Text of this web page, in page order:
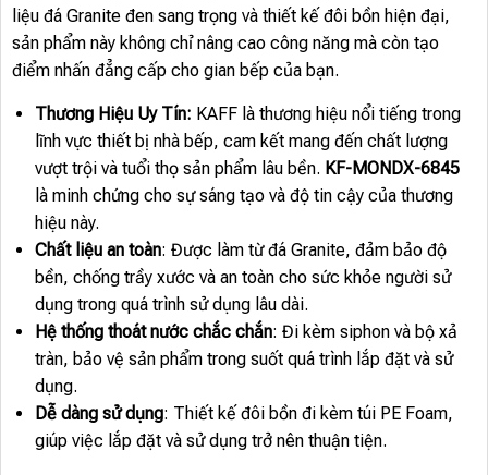
liệu đá Granite đen sang trọng và thiết kế đôi bồn hiện đại,
sản phẩm này không chỉ nâng cao công năng mà còn tạo
điểm nhấn đẳng cấp cho gian bếp của bạn.
Thương Hiệu Uy Tín: KAFF là thương hiệu nổi tiếng trong
lĩnh vực thiết bị nhà bếp, cam kết mang đến chất lượng
vượt trội và tuổi thọ sản phẩm lâu bền. KF-MONDX-6845
là minh chứng cho sự sáng tạo và độ tin cậy của thương
hiệu này.
Chất liệu an toàn: Được làm từ đá Granite, đảm bảo độ
bền, chống trầy xước và an toàn cho sức khỏe người sử
dụng trong quá trình sử dụng lâu dài.
Hệ thống thoát nước chắc chắn: Đi kèm siphon và bộ xả
tràn, bảo vệ sản phẩm trong suốt quá trình lắp đặt và sử
dụng.
Dễ dàng sử dụng: Thiết kế đôi bồn đi kèm túi PE Foam,
giúp việc lắp đặt và sử dụng trở nên thuận tiện.